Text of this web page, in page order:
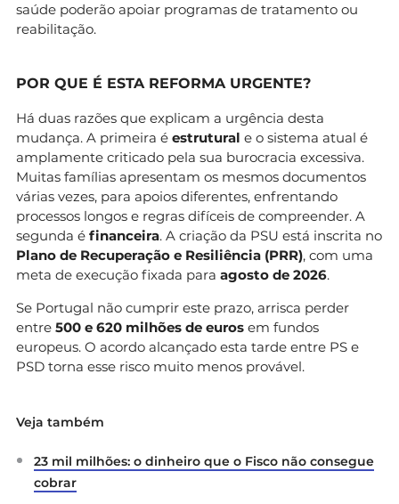
saúde poderão apoiar programas de tratamento ou
reabilitação.
POR QUE É ESTA REFORMA URGENTE?
Há duas razões que explicam a urgência desta
mudança. A primeira é estrutural e o sistema atual é
amplamente criticado pela sua burocracia excessiva.
Muitas famílias apresentam os mesmos documentos
várias vezes, para apoios diferentes, enfrentando
processos longos e regras difíceis de compreender. A
segunda é financeira. A criação da PSU está inscrita no
Plano de Recuperação e Resiliência (PRR), com uma
meta de execução fixada para agosto de 2026.
Se Portugal não cumprir este prazo, arrisca perder
entre 500 e 620 milhões de euros em fundos
europeus. O acordo alcançado esta tarde entre PS e
PSD torna esse risco muito menos provável.
Veja também
23 mil milhões: o dinheiro que o Fisco não consegue
cobrar